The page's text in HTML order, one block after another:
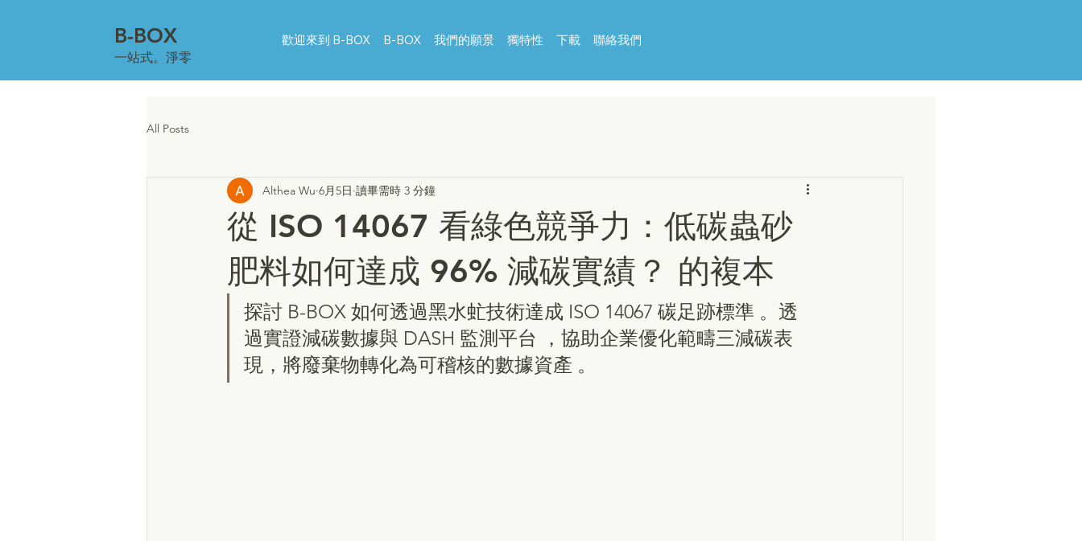
B-BOX
一站式。淨零
歡迎來到 B-BOX B-BOX 我們的願景 獨特性 下載 聯絡我們
All Posts
從 ISO 14067 看綠色競爭力：低碳蟲砂
肥料如何達成 96% 減碳實績？ 的複本
Althea Wu 6月5日 讀畢需時 3 分鐘
探討 B-BOX 如何透過黑水虻技術達成 ISO 14067 碳足跡標準 。透
過實證減碳數據與 DASH 監測平台 ，協助企業優化範疇三減碳表
現，將廢棄物轉化為可稽核的數據資產 。